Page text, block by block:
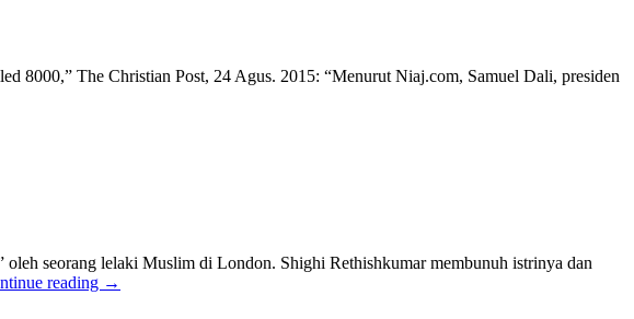
The Christian Post, 24 Agus. 2015: “Menurut Niaj.com, Samuel Dali, presiden
seorang lelaki Muslim di London. Shighi Rethishkumar membunuh istrinya dan
reading →